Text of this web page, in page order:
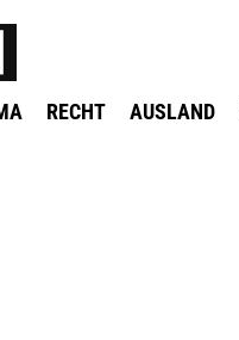
RECHT AUSLAND